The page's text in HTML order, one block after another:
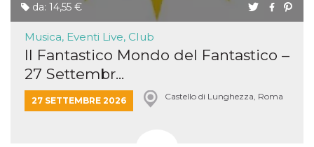
da: 14,55 €
Musica, Eventi Live, Club
Il Fantastico Mondo del Fantastico –
27 Settembr...
27 SETTEMBRE 2026 Castello di Lunghezza, Roma